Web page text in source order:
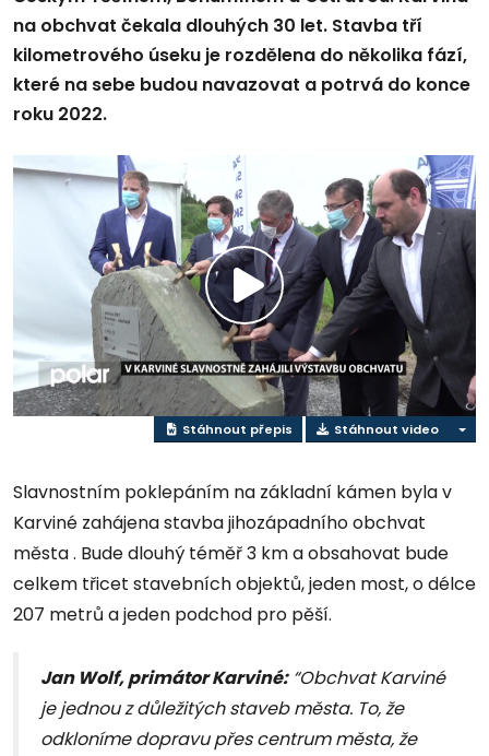
na obchvat čekala dlouhých 30 let. Stavba tří
kilometrového úseku je rozdělena do několika fází,
které na sebe budou navazovat a potrvá do konce
roku 2022.
Přehrát
video
Stáhnout přepis Stáhnout video
Slavnostním poklepáním na základní kámen byla v
Karviné zahájena stavba jihozápadního obchvat
města . Bude dlouhý téměř 3 km a obsahovat bude
celkem třicet stavebních objektů, jeden most, o délce
207 metrů a jeden podchod pro pěší.
Jan Wolf, primátor Karviné:“Obchvat Karviné
je jednou z důležitých staveb města. To, že
odkloníme dopravu přes centrum města, že